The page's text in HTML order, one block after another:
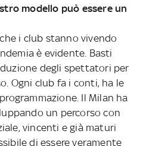
modello può essere un
i club stanno vivendo
è evidente. Basti
degli spettatori per
Ogni club fa i conti, ha le
Il Milan ha
un percorso con
vincenti e già maturi
di essere veramente